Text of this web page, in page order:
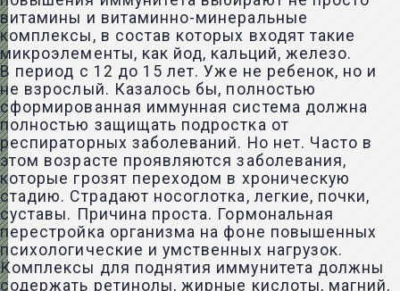
витамины и витаминно-минеральные
комплексы, в состав которых входят такие
микроэлементы, как йод, кальций, железо.
В период с 12 до 15 лет. Уже не ребенок, но и
не взрослый. Казалось бы, полностью
сформированная иммунная система должна
полностью защищать подростка от
респираторных заболеваний. Но нет. Часто в
этом возрасте проявляются заболевания,
которые грозят переходом в хроническую
стадию. Страдают носоглотка, легкие, почки,
суставы. Причина проста. Гормональная
перестройка организма на фоне повышенных
психологические и умственных нагрузок.
Комплексы для поднятия иммунитета должны
содержать ретинолы, жирные кислоты, магний,